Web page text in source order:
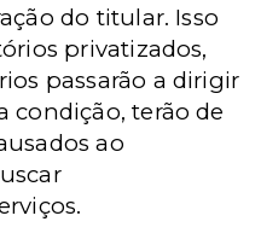
do titular. Isso
privatizados,
passarão a dirigir
condição, terão de
ao